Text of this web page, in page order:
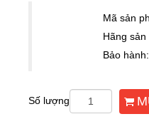
Mã sản
Hãng sản
Bảo hành:
Số lượng